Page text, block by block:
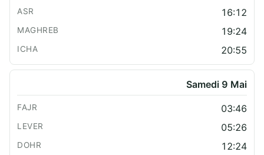
16:12
19:24
20:55
Samedi 9 Mai
03:46
05:26
12:24